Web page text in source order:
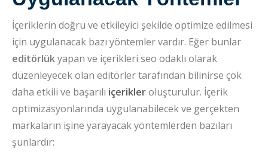
İçeriklerin doğru ve etkileyici şekilde optimize edilmesi
için uygulanacak bazı yöntemler vardır. Eğer bunlar
editörlükyapan ve içerikleri seo odaklı olarak
düzenleyecek olan editörler tarafından bilinirse çok
daha etkili ve başarılı içerikleroluşturulur. İçerik
optimizasyonlarında uygulanabilecek ve gerçekten
markaların işine yarayacak yöntemlerden bazıları
şunlardır: